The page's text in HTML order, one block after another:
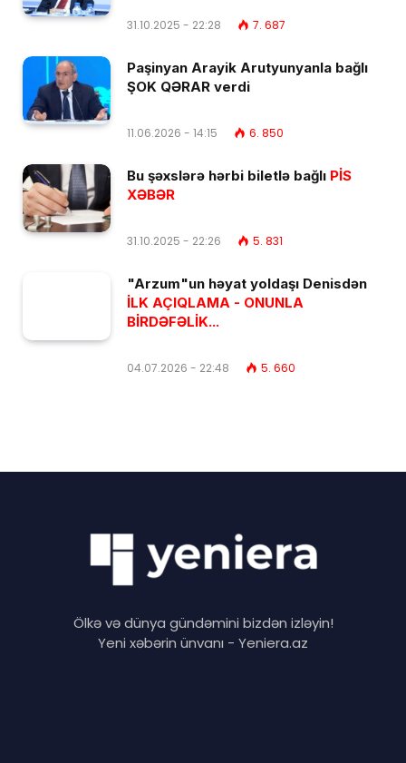
31.10.2025 - 22:28 7. 687
Paşinyan Arayik Arutyunyanla bağlı
ŞOK QƏRAR verdi
11.06.2026 - 14:15 6. 850
Bu şəxslərə hərbi biletlə bağlı PİS
XƏBƏR
31.10.2025 - 22:26 5. 831
"Arzum"un həyat yoldaşı Denisdən
İLK AÇIQLAMA - ONUNLA
BİRDƏFƏLİK...
04.07.2026 - 22:48 5. 660
Ölkə və dünya gündəmini bizdən izləyin!
Yeni xəbərin ünvanı - Yeniera.az